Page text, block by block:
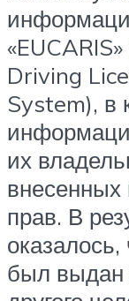
Driving
System), в
их
внесенных
прав. В
был выдан